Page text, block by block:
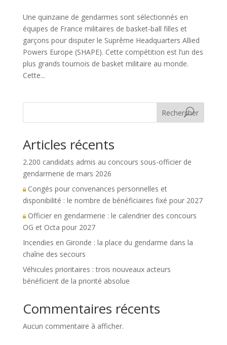
Une quinzaine de gendarmes sont sélectionnés en
équipes de France militaires de basket-ball filles et
garçons pour disputer le Suprême Headquarters Allied
Powers Europe (SHAPE). Cette compétition est l’un des
plus grands tournois de basket militaire au monde.
Cette...
Rechercher
Articles récents
2.200 candidats admis au concours sous-officier de
gendarmerie de mars 2026
Congés pour convenances personnelles et
disponibilité : le nombre de bénéficiaires fixé pour 2027
Officier en gendarmerie : le calendrier des concours
OG et Octa pour 2027
Incendies en Gironde : la place du gendarme dans la
chaîne des secours
Véhicules prioritaires : trois nouveaux acteurs
bénéficient de la priorité absolue
Commentaires récents
Aucun commentaire à afficher.